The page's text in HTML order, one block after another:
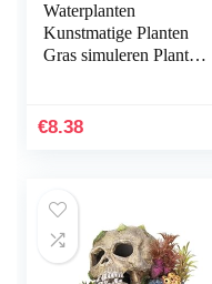
Waterplanten
Kunstmatige Planten
Gras simuleren Planten
Aquarium Groen
€8.38